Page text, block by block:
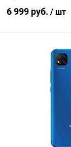
6 999 руб. / шт